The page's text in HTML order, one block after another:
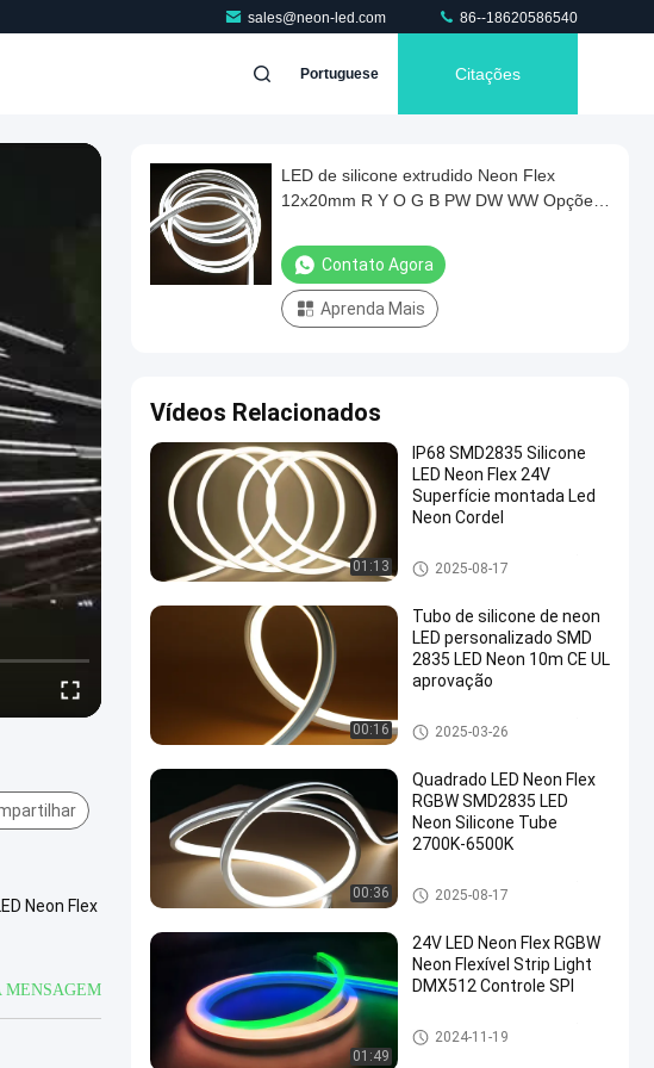
sales@neon-led.com 86--18620586540
Portuguese Citações
Neon Flex
LED de silicone extrudido Neon Flex
12x20mm R Y O G B PW DW WW Opções
Contato Agora
Aprenda Mais
Vídeos Relacionados
01:13
IP68 SMD2835 Silicone
LED Neon Flex 24V
Superfície montada Led
Neon Cordel
Lâmpada de corda de neão de
silicone LED
2025-08-17
00:16
Tubo de silicone de neon
LED personalizado SMD
2835 LED Neon 10m CE UL
aprovação
Lâmpada de corda de neão de
silicone LED
2025-03-26
00:36
Quadrado LED Neon Flex
RGBW SMD2835 LED
Neon Silicone Tube
2700K-6500K
Lâmpada de corda de neão de
silicone LED
2025-08-17
01:49
24V LED Neon Flex RGBW
Neon Flexível Strip Light
DMX512 Controle SPI
Lâmpada de corda de neão de
silicone LED
2024-11-19